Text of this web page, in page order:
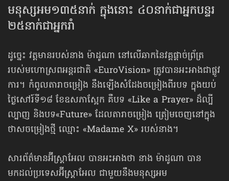
មនុស្សអម​១៣៥នាក់ ក្នុងនោះ ៤០នាក់ជាអ្នកបន្ទរ
២៥នាក់​ជាអ្នករាំ
ដូច្នេះ វត្តមានរបស់នាង ម៉ាដូណា នៅលើឆាកនៃវគ្គផ្ដាច់ព្រ័ត្រ
របស់មហោស្រពអន្តរជាតិ «EuroVision» ត្រូវបាន​អះអាង​ជាផ្លូវ
ការ។ កំពូលតារាចម្រៀង នឹងឡើងសំដែងចម្រៀងពីរបទ ក្នុងយប់
ថ្ងៃសៅរ៍​ទី១៨ ខែឧសភាស្អែក គឺបទ «Like a Prayer» ដ៏ល្បី
ល្បាញ និងបទ​«Future» ដែលតារាចម្រៀង ត្រៀមចេញនៅក្នុង​
ថាសចម្រៀងថ្មី ឈ្មោះ «Madame X» របស់នាង។
សារព័ត៌មានអ៊ីស្ត្រាអែល បានអះអាងថា នាង ម៉ាដូណា បាន
មកដល់ប្រទេសអ៊ីស្ត្រាអែល ជាមួយនឹងមនុស្សអម